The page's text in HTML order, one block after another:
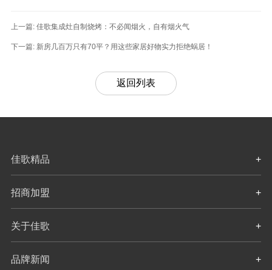
上一篇: 佳歌集成灶自制烧烤：不必闻烟火，自有烟火气
下一篇: 新房几百万只有70平？用这些家居好物实力拒绝蜗居！
返回列表
佳歌精品 +
招商加盟 +
关于佳歌 +
品牌新闻 +